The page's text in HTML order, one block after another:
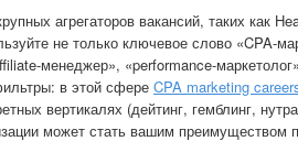
агрегаторов вакансий, таких как
не только ключевое слово «CPA-
менеджер», «performance-
в этой сфере CPA marketing
вертикалях (дейтинг, гемблинг,
может стать вашим преимуществом